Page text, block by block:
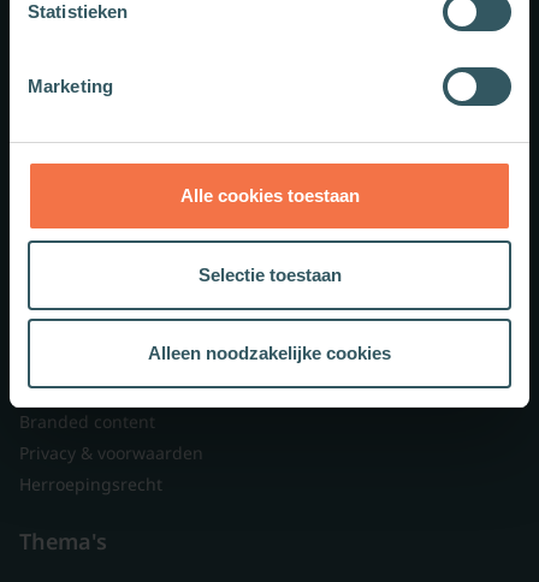
Statistieken
Marketing
Alle cookies toestaan
Selectie toestaan
Alleen noodzakelijke cookies
Nieuwsbrieven
Veelgestelde vragen
Contact
Branded content
Privacy & voorwaarden
Herroepingsrecht
Thema's